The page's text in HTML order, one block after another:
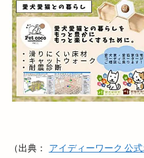
出雲斐川町店
出雲日
出雲民藝館
出雲物産館
出雲神楽
出雲神話ま
出雲空港
出雲空港ホ
出雲縁紡ぎだんだんcafe
出雲警察署
出雲讃岐
（出典： アイディーワーク 公